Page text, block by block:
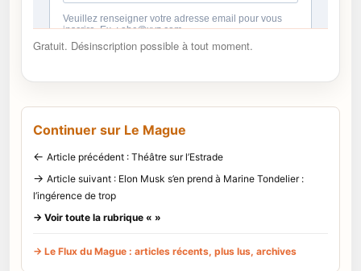
Gratuit. Désinscription possible à tout moment.
Continuer sur Le Mague
← Article précédent : Théâtre sur l’Estrade
→ Article suivant : Elon Musk s’en prend à Marine Tondelier :
l’ingérence de trop
→ Voir toute la rubrique « »
→ Le Flux du Mague : articles récents, plus lus, archives